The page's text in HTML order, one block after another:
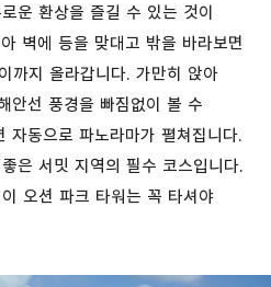
운 환상을 즐길 수 있는 것이
벽에 등을 맞대고 밖을 바라보면
까지 올라갑니다. 가만히 앉아
안선 풍경을 빠짐없이 볼 수
자동으로 파노라마가 펼쳐집니다.
은 서밋 지역의 필수 코스입니다.
오션 파크 타워는 꼭 타셔야